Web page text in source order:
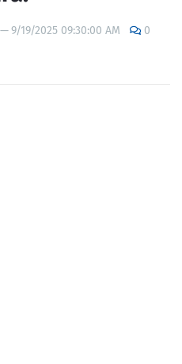
—9/19/2025 09:30:00 AM 0